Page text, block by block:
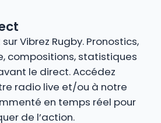
Vibrez Rugby. Pronostics,
statistiques
le direct. Accédez
radio live et/ou à notre
en temps réel pour
de l’action.